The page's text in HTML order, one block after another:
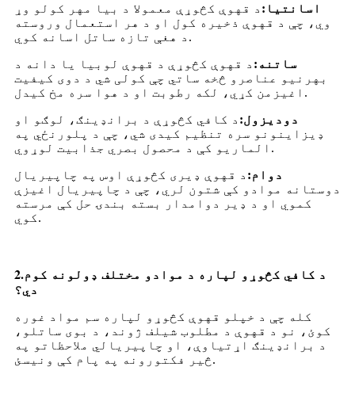
اسانتیا: د قهوې کڅوړې معمولا د بیا مهر کولو وړ
وي، چې د قهوې ذخیره کول او د هر استعمال وروسته
د هغې تازه ساتل اسانه کوي.
ساتنه: د قهوې کڅوړې د قهوې لوبیا یا دانه د
بهرنیو عناصرو څخه ساتي چې کولی شي د دوی کیفیت
اغیزمن کړي، لکه رطوبت او د هوا سره مخ کیدل.
دودیزول: د کافي کڅوړې د برانډینګ، لوګو او
ډیزاینونو سره تنظیم کیدی شي، چې د پلورنځي په
الماریو کې د محصول بصري جذابیت لوړوي.
دوام: د قهوې ډیری کڅوړې اوس په چاپیریال
دوستانه موادو کې شتون لري، چې د چاپیریال اغیزې
کموي او د ډیر دوامدار بسته بندۍ حل کې مرسته
کوي.
2.د کافي کڅوړو لپاره د موادو مختلف ډولونه کوم
دي؟
کله چې د خپلو قهوې کڅوړو لپاره سم مواد غوره
کوئ، نو د قهوې د مطلوب شیلف ژوند، د بوی ساتلو،
د برانډینګ اړتیاوې، او چاپیریالي ملاحظاتو په
څیر فکتورونه په پام کې ونیسئ.